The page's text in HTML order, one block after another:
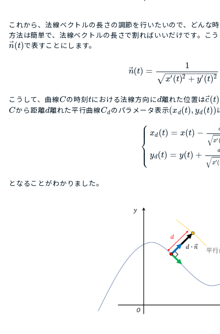
これから、法線ベクトルの長さの調節を行いたいので、どんな
方法は簡単で、法線ベクトルの長さで割ればいいだけです。こ
n⃗(t)で表すことにします。
n⃗(t) =
1
x′ (t)2 + y′(t)2
− −
−−−−−−−−−
√
こうして、曲線Cの時刻tにおける法線方向にd離れた位置はc⃗
(t)
Cから距離d離れた平行曲線Cd のパラメータ表示(xd (t), yd (t))
⎧
⎩
⎨
⎪
⎪
⎪
⎪
⎪⎪
xd (t) = x(t) −
x′
√
yd(t) = y(t) +
x′ (
√
となることがわかりました。